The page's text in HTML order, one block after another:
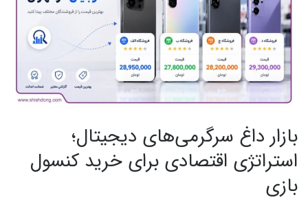
بازار داغ سرگرمی‌های دیجیتال؛
استراتژی اقتصادی برای خرید کنسول
بازی